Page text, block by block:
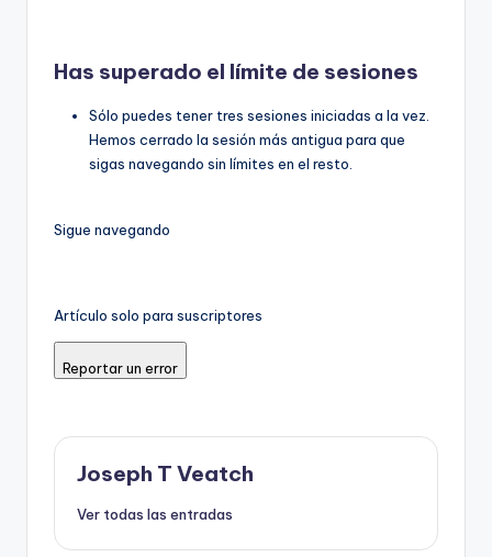
Has superado el límite de sesiones
Sólo puedes tener tres sesiones iniciadas a la vez.
Hemos cerrado la sesión más antigua para que
sigas navegando sin límites en el resto.
Sigue navegando
Artículo solo para suscriptores
Reportar un error
Joseph T Veatch
Ver todas las entradas